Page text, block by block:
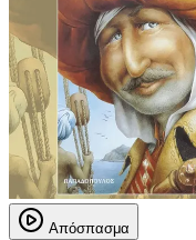
Απόσπασμα